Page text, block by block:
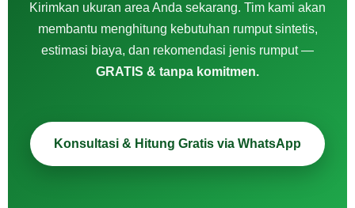
Kirimkan ukuran area Anda sekarang. Tim kami akan
membantu menghitung kebutuhan rumput sintetis,
estimasi biaya, dan rekomendasi jenis rumput —
GRATIS & tanpa komitmen.
Konsultasi & Hitung Gratis via WhatsApp